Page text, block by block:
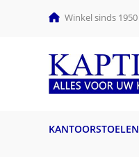
Winkel sinds 1950
KANTOORSTOELEN